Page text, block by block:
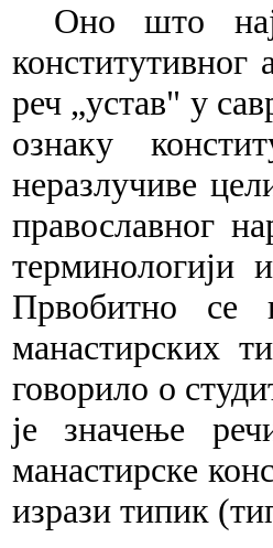
Оно
што
конститутивног
реч „устав" у
ознаку
неразлучиве
православног
терминологији
Првобитно се
манастирских
говорило о
је значење
манастирске
изрази типик